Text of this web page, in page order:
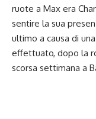
ruote a Max era
sentire la sua
ultimo a causa di
effettuato, dopo la
scorsa settimana a